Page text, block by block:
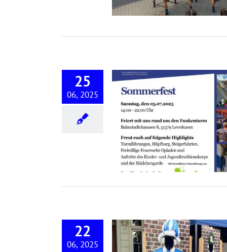
25
06, 2025
22
06, 2025